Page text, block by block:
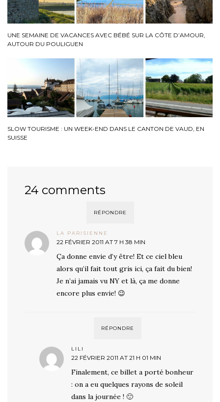
UNE SEMAINE DE VACANCES AVEC BÉBÉ SUR LA CÔTE D’AMOUR,
AUTOUR DU POULIGUEN
SLOW TOURISME : UN WEEK-END DANS LE CANTON DE VAUD, EN
SUISSE
24 comments
RÉPONDRE
LA PARISIENNE
22 FÉVRIER 2011 AT 7 H 38 MIN
Ça donne envie d’y être! Et ce ciel bleu
alors qu’il fait tout gris ici, ça fait du bien!
Je n’ai jamais vu NY et là, ça me donne
encore plus envie! 😉
RÉPONDRE
LILI
22 FÉVRIER 2011 AT 21 H 01 MIN
Finalement, ce billet a porté bonheur
: on a eu quelques rayons de soleil
dans la journée ! 🙂